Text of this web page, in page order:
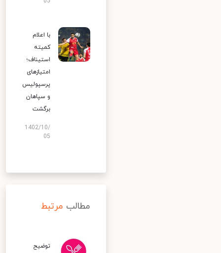
با اعلام
کمیته
استیناف؛
امتیازهای
پرسپولیس
و سپاهان
برگشت
1402/10/
05
مطالب مرتبط
توضیح